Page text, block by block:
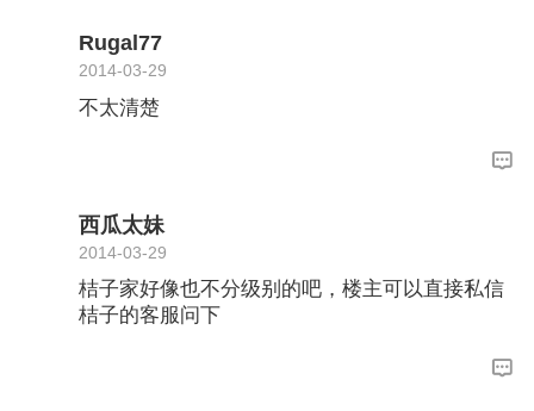
Rugal77
2014-03-29
不太清楚
西瓜太妹
2014-03-29
桔子家好像也不分级别的吧，楼主可以直接私信
桔子的客服问下